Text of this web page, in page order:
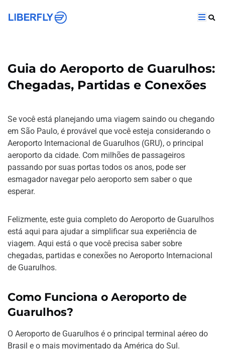
Guia do Aeroporto de Guarulhos:
Chegadas, Partidas e Conexões
Se você está planejando uma viagem saindo ou chegando
em São Paulo, é provável que você esteja considerando o
Aeroporto Internacional de Guarulhos (GRU), o principal
aeroporto da cidade. Com milhões de passageiros
passando por suas portas todos os anos, pode ser
esmagador navegar pelo aeroporto sem saber o que
esperar.
Felizmente, este guia completo do Aeroporto de Guarulhos
está aqui para ajudar a simplificar sua experiência de
viagem. Aqui está o que você precisa saber sobre
chegadas, partidas e conexões no Aeroporto Internacional
de Guarulhos.
Como Funciona o Aeroporto de
Guarulhos?
O Aeroporto de Guarulhos é o principal terminal aéreo do
Brasil e o mais movimentado da América do Sul.